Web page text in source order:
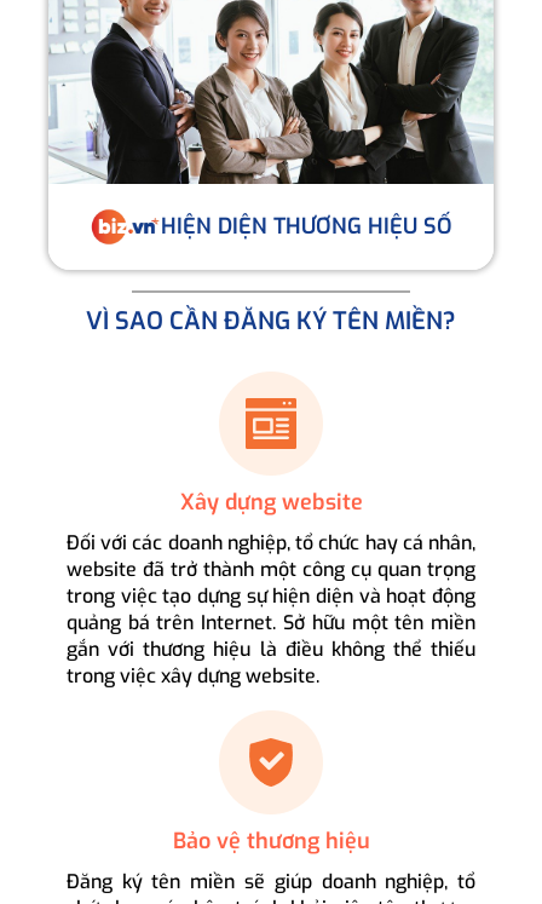
HIỆN DIỆN THƯƠNG HIỆU SỐ
VÌ SAO CẦN ĐĂNG KÝ TÊN MIỀN?
Xây dựng website
Đối với các doanh nghiệp, tổ chức hay cá nhân,
website đã trở thành một công cụ quan trọng
trong việc tạo dựng sự hiện diện và hoạt động
quảng bá trên Internet. Sở hữu một tên miền
gắn với thương hiệu là điều không thể thiếu
trong việc xây dựng website.
Bảo vệ thương hiệu
Đăng ký tên miền sẽ giúp doanh nghiệp, tổ